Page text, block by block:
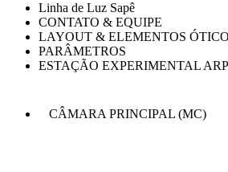
Linha de Luz Sapê
CONTATO & EQUIPE
LAYOUT & ELEMENTOS
PARÂMETROS
ESTAÇÃO EXPERIMENTAL
CÂMARA PRINCIPAL (MC)